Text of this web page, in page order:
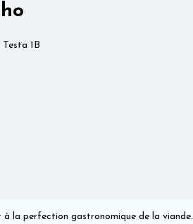
Testa 1B
à la perfection gastronomique de la viande.